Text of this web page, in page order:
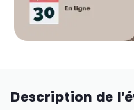
Description de